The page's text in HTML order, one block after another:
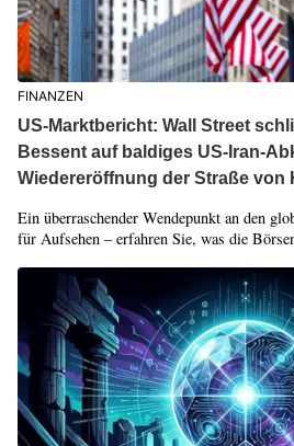
FINANZEN
US-Marktbericht: Wall Street
Bessent auf baldiges US-Iran-
Wiedereröffnung der Straße von
Ein überraschender Wendepunkt an den
für Aufsehen – erfahren Sie, was die